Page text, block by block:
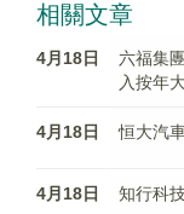
相關文章
4月18日
六福集
入按年
4月18日 恒大汽
4月18日 知行科